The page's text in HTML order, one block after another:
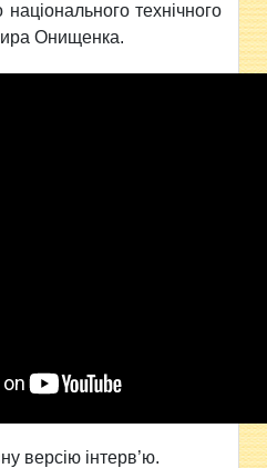
національного технічного
Онищенка.
версію інтерв’ю.